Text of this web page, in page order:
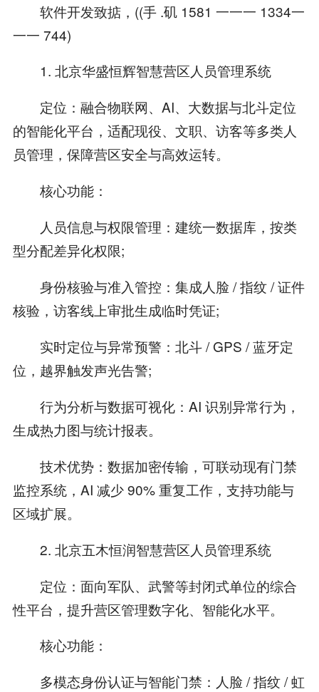
软件开发致掂，((手 .矶 1581 一一一 1334一
一一 744)
1. 北京华盛恒辉智慧营区人员管理系统
定位：融合物联网、AI、大数据与北斗定位
的智能化平台，适配现役、文职、访客等多类人
员管理，保障营区安全与高效运转。
核心功能：
人员信息与权限管理：建统一数据库，按类
型分配差异化权限;
身份核验与准入管控：集成人脸 / 指纹 / 证件
核验，访客线上审批生成临时凭证;
实时定位与异常预警：北斗 / GPS / 蓝牙定
位，越界触发声光告警;
行为分析与数据可视化：AI 识别异常行为，
生成热力图与统计报表。
技术优势：数据加密传输，可联动现有门禁
监控系统，AI 减少 90% 重复工作，支持功能与
区域扩展。
2. 北京五木恒润智慧营区人员管理系统
定位：面向军队、武警等封闭式单位的综合
性平台，提升营区管理数字化、智能化水平。
核心功能：
多模态身份认证与智能门禁：人脸 / 指纹 / 虹